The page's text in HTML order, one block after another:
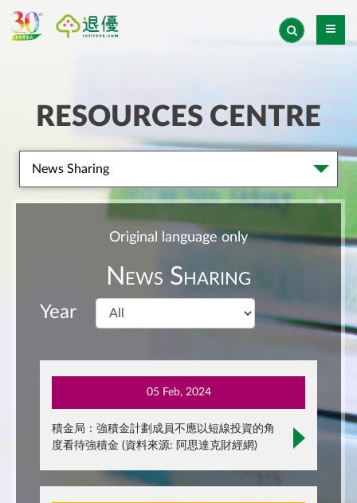
RESOURCES CENTRE
News Sharing
Original language only
News Sharing
Year
05 Feb, 2024
積金局：強積金計劃成員不應以短線投資的角
度看待強積金 (資料來源: 阿思達克財經網)